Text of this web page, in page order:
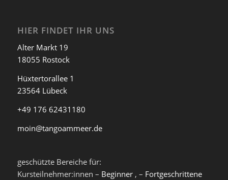
HIER FINDET IHR UNS
Alter Markt 19
18055 Rostock
Hüxtertorallee 1
23564 Lübeck
+49 176 62431180
moin@tangoammeer.de
geschützte Bereiche für:
Kursteilnehmer:innen – Beginner, – Fortgeschrittene